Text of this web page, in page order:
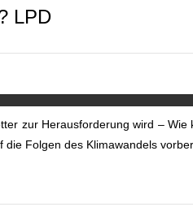
LPD
zur Herausforderung wird – Wie
Folgen des Klimawandels